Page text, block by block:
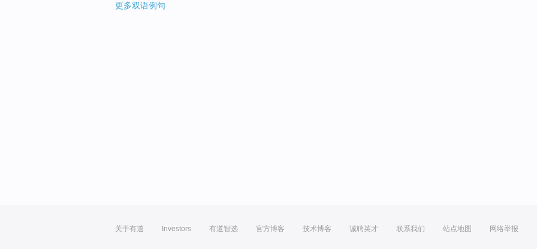
更多双语例句
关于有道 Investors 有道智选 官方博客 技术博客 诚聘英才 联系我们 站点地图 网络举报